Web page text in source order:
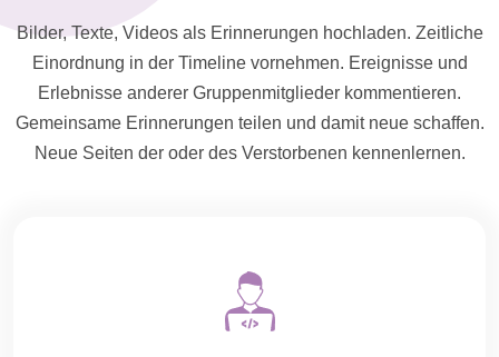
Bilder, Texte, Videosals Erinnerungen hochladen. Zeitliche
Einordnung in der Timeline vornehmen. Ereignisse und
Erlebnisse anderer Gruppenmitglieder kommentieren.
Gemeinsame Erinnerungen teilen und damit neue schaffen.
Neue Seiten der oder des Verstorbenen kennenlernen.